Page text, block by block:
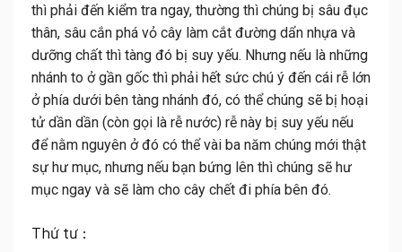
thì phải đến kiểm tra ngay, thường thì chúng bị sâu đục
thân, sâu cắn phá vỏ cây làm cắt đường dẩn nhựa và
dưỡng chất thì tàng đó bị suy yếu. Nhưng nếu là những
nhánh to ở gần gốc thì phải hết sức chú ý đến cái rễ lớn
ở phía dưới bên tàng nhánh đó, có thể chúng sẽ bị hoại
tử dần dần (còn gọi là rễ nước) rễ này bị suy yếu nếu
để nằm nguyên ở đó có thể vài ba năm chúng mới thật
sự hư mục, nhưng nếu bạn bứng lên thì chúng sẽ hư
mục ngay và sẽ làm cho cây chết đi phía bên đó.
Thứ tư :